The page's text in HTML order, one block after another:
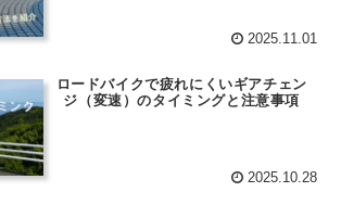
2025.11.01
ロードバイクで疲れにくいギアチェン
ジ（変速）のタイミングと注意事項
2025.10.28